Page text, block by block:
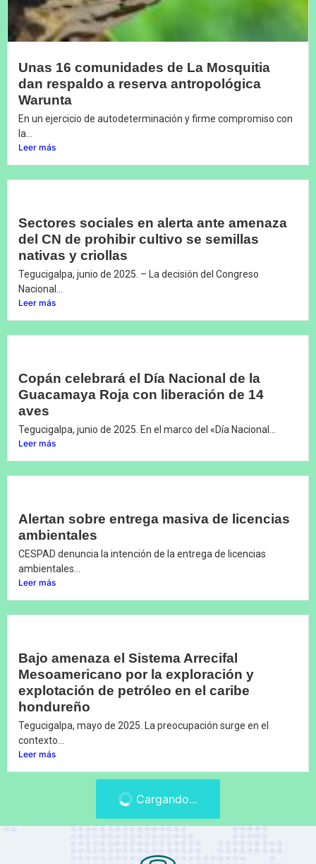
Unas 16 comunidades de La Mosquitia
dan respaldo a reserva antropológica
Warunta
En un ejercicio de autodeterminación y firme compromiso con
la...
Leer más
Sectores sociales en alerta ante amenaza
del CN de prohibir cultivo se semillas
nativas y criollas
Tegucigalpa, junio de 2025. – La decisión del Congreso
Nacional...
Leer más
Copán celebrará el Día Nacional de la
Guacamaya Roja con liberación de 14
aves
Tegucigalpa, junio de 2025. En el marco del «Día Nacional...
Leer más
Alertan sobre entrega masiva de licencias
ambientales
CESPAD denuncia la intención de la entrega de licencias
ambientales...
Leer más
Bajo amenaza el Sistema Arrecifal
Mesoamericano por la exploración y
explotación de petróleo en el caribe
hondureño
Tegucigalpa, mayo de 2025. La preocupación surge en el
contexto...
Leer más
Cargando...